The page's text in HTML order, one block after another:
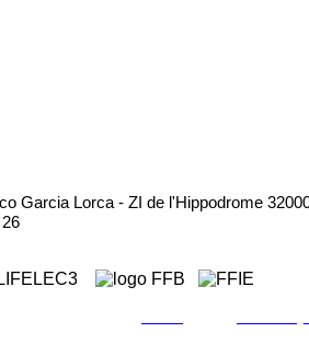
Garcia Lorca - ZI de l'Hippodrome